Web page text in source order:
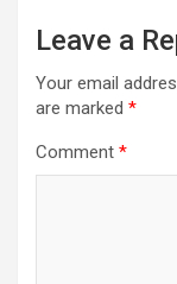
Leave a
Your email
are marked *
Comment *